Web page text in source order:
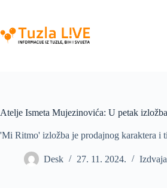
content
Atelje Ismeta Mujezinovića: U petak
'Mi Ritmo' izložba je prodajnog karaktera i
Desk 27. 11. 2024.